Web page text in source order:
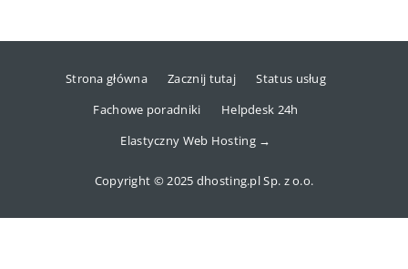
Strona główna Zacznij tutaj
Status usług
Fachowe poradniki
Helpdesk 24h
Elastyczny Web Hosting →
Copyright © 2025 dhosting.pl Sp. z o.o.